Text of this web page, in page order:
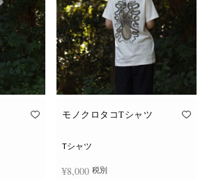
モノクロタコTシャツ
Tシャツ
¥8,000 税別